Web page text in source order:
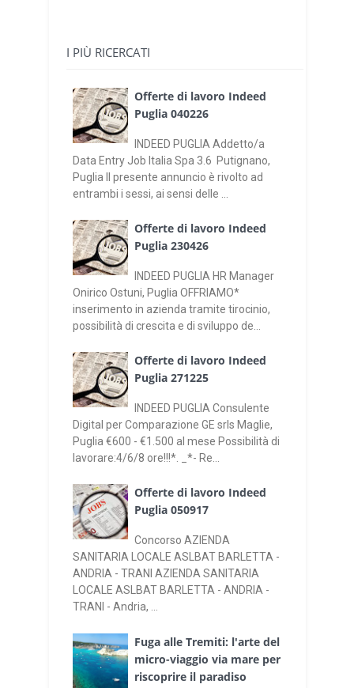
I PIÙ RICERCATI
Offerte di lavoro Indeed
Puglia 040226
INDEED PUGLIA Addetto/a
Data Entry Job Italia Spa 3.6 Putignano,
Puglia Il presente annuncio è rivolto ad
entrambi i sessi, ai sensi delle ...
Offerte di lavoro Indeed
Puglia 230426
INDEED PUGLIA HR Manager
Onirico Ostuni, Puglia OFFRIAMO*
inserimento in azienda tramite tirocinio,
possibilità di crescita e di sviluppo de...
Offerte di lavoro Indeed
Puglia 271225
INDEED PUGLIA Consulente
Digital per Comparazione GE srls Maglie,
Puglia €600 - €1.500 al mese Possibilità di
lavorare:4/6/8 ore!!!*. _*- Re...
Offerte di lavoro Indeed
Puglia 050917
Concorso AZIENDA
SANITARIA LOCALE ASLBAT BARLETTA -
ANDRIA - TRANI AZIENDA SANITARIA
LOCALE ASLBAT BARLETTA - ANDRIA -
TRANI - Andria, ...
Fuga alle Tremiti: l'arte del
micro-viaggio via mare per
riscoprire il paradiso